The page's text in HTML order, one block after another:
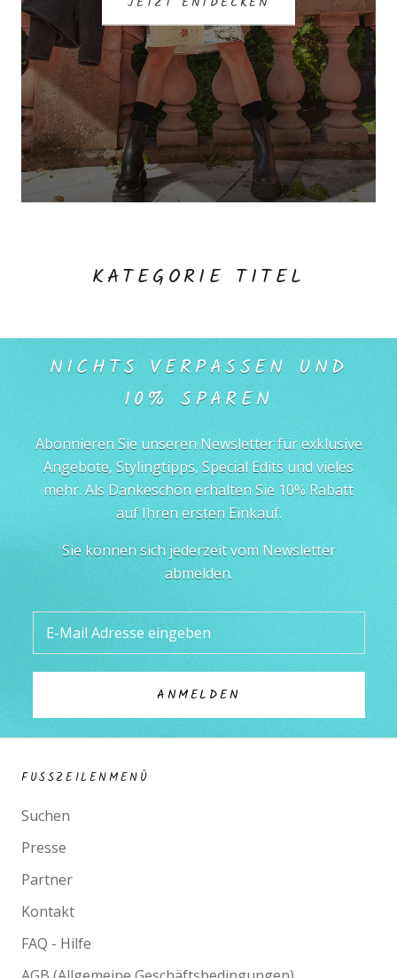
KATEGORIE TITEL
NICHTS VERPASSEN UND
10% SPAREN
Abonnieren Sie unseren Newsletter für exklusive
Angebote, Stylingtipps, Special Edits und vieles
mehr. Als Dankeschön erhalten Sie 10% Rabatt
auf Ihren ersten Einkauf.
Sie können sich jederzeit vom Newsletter
abmelden.
ANMELDEN
FUSSZEILENMENÜ
Suchen
Presse
Partner
Kontakt
FAQ - Hilfe